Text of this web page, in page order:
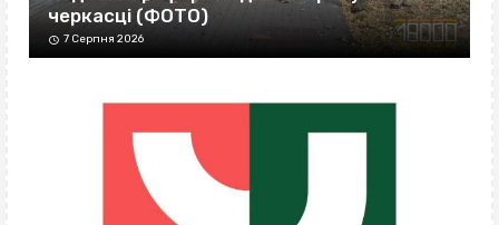
черкасці (ФОТО)
7 Серпня 2026